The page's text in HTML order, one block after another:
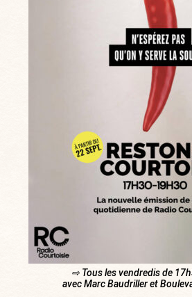
⇨ Tous les vendredis de
avec Marc Baudriller et